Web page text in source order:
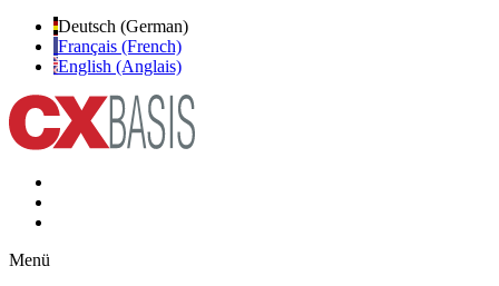
Deutsch (German)
Français (French)
English (Anglais)
Menü